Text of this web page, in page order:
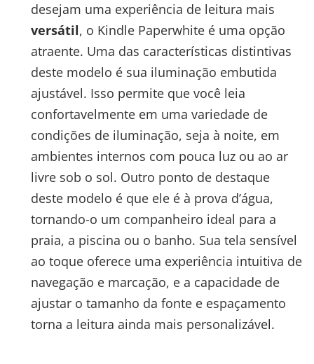
desejam uma experiência de leitura mais
versátil, o Kindle Paperwhite é uma opção
atraente. Uma das características distintivas
deste modelo é sua iluminação embutida
ajustável. Isso permite que você leia
confortavelmente em uma variedade de
condições de iluminação, seja à noite, em
ambientes internos com pouca luz ou ao ar
livre sob o sol. Outro ponto de destaque
deste modelo é que ele é à prova d’água,
tornando-o um companheiro ideal para a
praia, a piscina ou o banho. Sua tela sensível
ao toque oferece uma experiência intuitiva de
navegação e marcação, e a capacidade de
ajustar o tamanho da fonte e espaçamento
torna a leitura ainda mais personalizável.